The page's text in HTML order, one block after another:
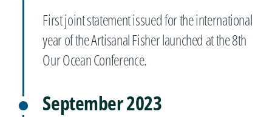
First joint statement issued for the international
year of the Artisanal Fisher launched at the 8th
Our Ocean Conference.
September 2023